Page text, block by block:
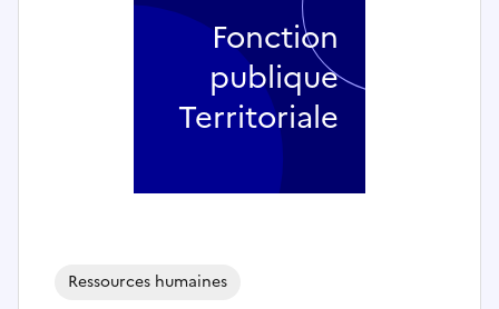
Ressources humaines
Fonction
publique
Territoriale